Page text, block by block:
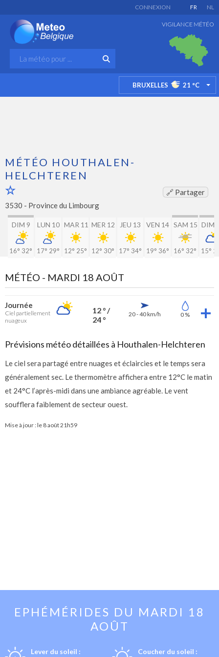
FR NL
CONNEXION
VIGILANCE MÉTÉO
BRUXELLES 21 °C
MÉTÉO HOUTHALEN-
HELCHTEREN
🔗 Partager
3530 - Province du Limbourg
DIM 9
16° 32°
LUN 10
17° 29°
MAR 11
12° 25°
MER 12
12° 30°
JEU 13
17° 34°
VEN 14
19° 36°
SAM 15
16° 32°
DIM
15°
MÉTÉO - MARDI 18 AOÛT
Journée
Ciel partiellement
nuageux
12 ° /
24 °
20 - 40 km/h 0 %
Prévisions météo détaillées à Houthalen-Helchteren
Le ciel sera partagé entre nuages et éclaircies et le temps sera
généralement sec. Le thermomètre affichera entre 12°C le matin
et 24°C l’après-midi dans une ambiance agréable. Le vent
soufflera faiblement de secteur ouest.
Mise à jour : le 8 août 21h59
EPHÉMÉRIDES DU MARDI 18
AOÛT
Lever du soleil :
Coucher du soleil :